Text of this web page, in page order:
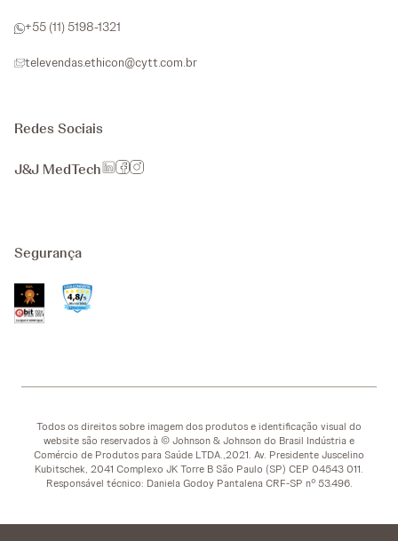
+55 (11) 5198-1321
televendas.ethicon@cytt.com.br
Redes Sociais
J&J MedTech
Segurança
Todos os direitos sobre imagem dos produtos e identificação visual do
website são reservados à © Johnson & Johnson do Brasil Indústria e
Comércio de Produtos para Saúde LTDA.,2021. Av. Presidente Juscelino
Kubitschek, 2041 Complexo JK Torre B São Paulo (SP) CEP 04543 011.
Responsável técnico: Daniela Godoy Pantalena CRF-SP nº 53.496.